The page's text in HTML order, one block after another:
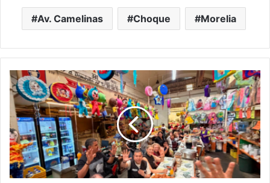
Av. Camelinas Choque Morelia
Con
Música
Y
Antojitos
JC
Barragán
Celebra
A
Las